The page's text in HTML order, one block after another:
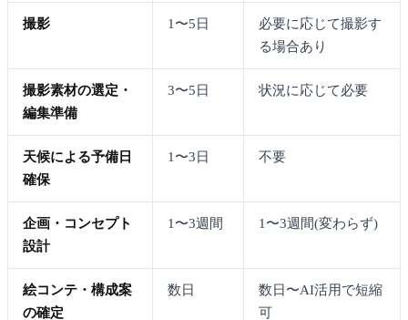
撮影 1〜5日
必要に応じて撮影す
る場合あり
撮影素材の選定・
編集準備
3〜5日 状況に応じて必要
天候による予備日
確保
1〜3日 不要
企画・コンセプト
設計
1〜3週間 1〜3週間(変わらず)
絵コンテ・構成案
の確定
数日
数日〜AI活用で短縮
可